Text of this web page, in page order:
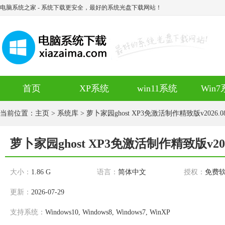
电脑系统之家 - 系统下载更安全，最好的系统光盘下载网站！
首页 XP系统 win11系统 Win7
当前位置： 主页 > 系统库 > 萝卜家园ghost XP3免激活制作精致版
萝卜家园ghost XP3免激活制作精致版
大小： 1.86 G 语言： 简体中文 授权： 免费
更新： 2026-07-29
支持系统： Windows10, Windows8, Windows7, WinXP